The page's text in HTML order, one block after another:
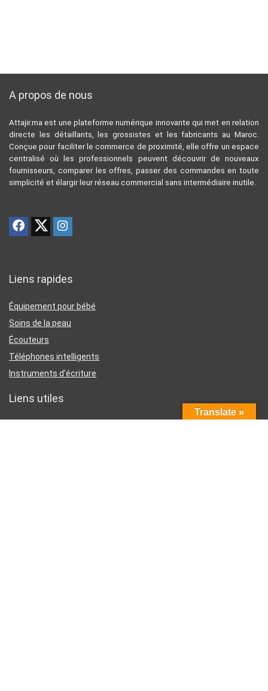
A propos de nous
Attajir.ma est une plateforme numérique innovante qui met en relation
directe les détaillants, les grossistes et les fabricants au Maroc.
Conçue pour faciliter le commerce de proximité, elle offre un espace
centralisé où les professionnels peuvent découvrir de nouveaux
fournisseurs, comparer les offres, passer des commandes en toute
simplicité et élargir leur réseau commercial sans intermédiaire inutile.
Liens rapides
Équipement pour bébé
Soins de la peau
Écouteurs
Téléphones intelligents
Instruments d’écriture
Liens utiles
Translate »